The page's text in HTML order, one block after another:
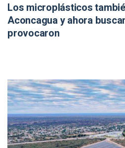
Los microplásticos
Aconcagua y ahora
provocaron